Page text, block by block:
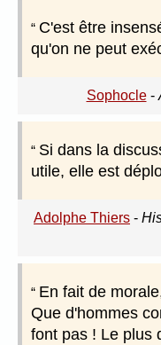
C'est être
qu'on ne peut
Sophocle-
Si dans la
utile, elle est
Adolphe Thiers -
En fait de
Que d'hommes
font pas ! Le plus